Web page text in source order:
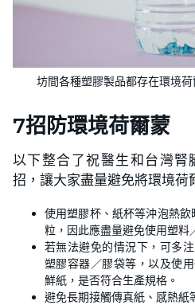
坊間各種塑膠製品都存在環境
7招防環境荷爾蒙
以下整合了祝醫生和台灣腎
招，讓大家盡量避免將環境荷
使用塑膠杯、紙杯等沖泡熱
粒，因此應盡量避免使用塑料
若無法避免的情況下，可多
塑膠容器／膠袋等，以及使
鮮紙，是否符合生產規格。
避免長期接觸傳真紙、感熱紙